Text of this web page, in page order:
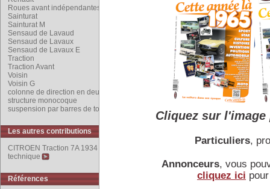
Roues avant indépendantes
Sainturat
Sainturat M
Sensaud de Lavaud
Sensaud de Lavaux
Sensaud de Lavaux E
Traction
Traction Avant
Voisin
Voisin G
colonne de direction en deux parties
structure monocoque
suspension par barres de torsion
Les autres contributions
CITROEN Traction 7A 1934 : fiche
technique
Références
avant indépendantes,
tirées.
La colonne de direction
Citroën 7 A préfigure les
est abandonnée en mai
Le groupe moto-
l'ensemble moteur /
l'accessibilité aux
LaTractiona été prévue
trop faible de la 7.
classique en quinze jours.
rapidement remplacé par
Techniquement hors
présentation toutes les
Cliquez sur
Particuliers,
Annonceurs, vous
cliquez ici